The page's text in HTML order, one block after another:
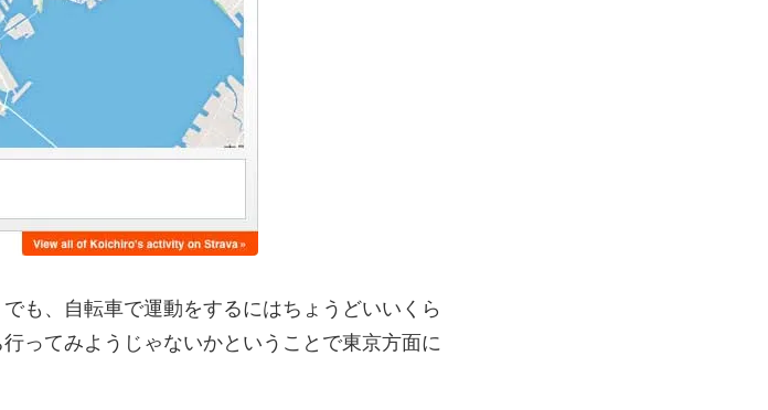
も、自転車で運動をするにはちょうどいいくら
ってみようじゃないかということで東京方面に